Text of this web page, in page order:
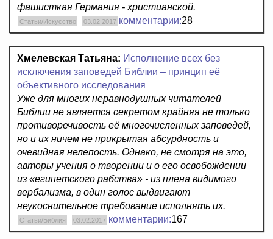
фашисткая Германия - христианской.
Статьи/Искусство 03.02.2017 комментарии:28
Хмелевская Татьяна: Исполнение всех без
исключения заповедей Библии – принцип её
объективного исследования
Уже для многих неравнодушных читателей
Библии не является секретом крайняя не только
противоречивость её многочисленных заповедей,
но и их ничем не прикрытая абсурдность и
очевидная нелепость. Однако, не смотря на это,
авторы учения о творении и о его освобождении
из «египетского рабства» - из плена видимого
вербализма, в один голос выдвигают
неукоснительное требование исполнять их.
Статьи/Библия 03.02.2017 комментарии:167